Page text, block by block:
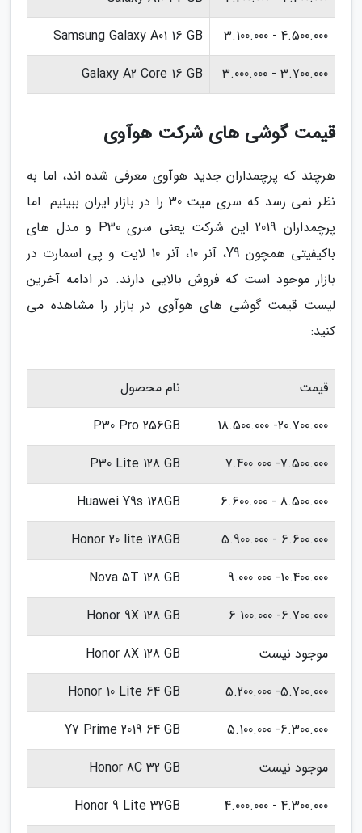
4.500.000 - 3.100.000
Samsung Galaxy A01 16 GB
3.700.000 - 3.000.000
Galaxy A2 Core 16 GB
قیمت گوشی های شرکت هوآوی
هرچند که پرچمداران جدید هوآوی معرفی شده اند، اما به
نظر نمی رسد که سری میت 30 را در بازار ایران ببینیم. اما
پرچمداران 2019 این شرکت یعنی سری P30 و مدل های
باکیفیتی همچون Y9، آنر 10، آنر 10 لایت و پی اسمارت در
بازار موجود است که فروش بالایی دارند. در ادامه آخرین
لیست قیمت گوشی های هوآوی در بازار را مشاهده می
کنید:
قیمت
نام محصول
20.700.000- 18.500.000
P30 Pro 256GB
7.500.000- 7.400.000
P30 Lite 128 GB
8.500.000 - 6.600.000
Huawei Y9s 128GB
6.600.000 - 5.900.000
Honor 20 lite 128GB
10.400.000- 9.000.000
Nova 5T 128 GB
6.700.000- 6.100.000
Honor 9X 128 GB
موجود نیست
Honor 8X 128 GB
5.700.000- 5.200.000
Honor 10 Lite 64 GB
6.300.000- 5.100.000
Y7 Prime 2019 64 GB
موجود نیست
Honor 8C 32 GB
4.300.000 - 4.000.000
Honor 9 Lite 32GB